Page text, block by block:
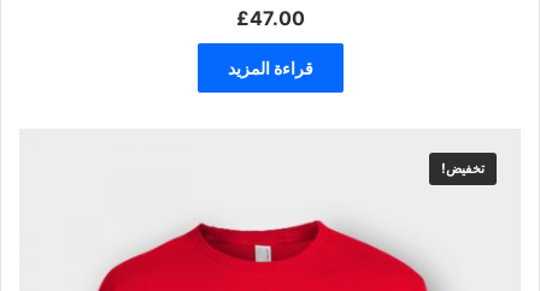
£47.00
قراءة المزيد
تخفيض!